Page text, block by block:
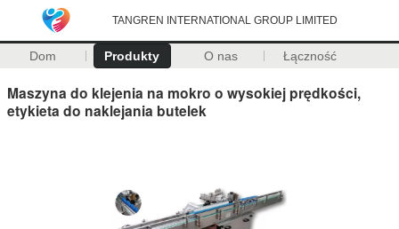
TANGREN INTERNATIONAL GROUP LIMITED
Dom Produkty O nas Łączność
Maszyna do klejenia na mokro o wysokiej prędkości,
etykieta do naklejania butelek